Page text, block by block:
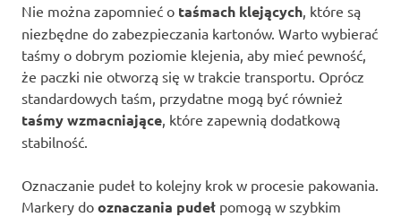
Nie można zapomnieć o taśmach klejących , które są
niezbędne do zabezpieczania kartonów. Warto wybierać
taśmy o dobrym poziomie klejenia, aby mieć pewność,
że paczki nie otworzą się w trakcie transportu. Oprócz
standardowych taśm, przydatne mogą być również
taśmy wzmacniające , które zapewnią dodatkową
stabilność.
Oznaczanie pudeł to kolejny krok w procesie pakowania.
Markery do oznaczania pudeł pomogą w szybkim